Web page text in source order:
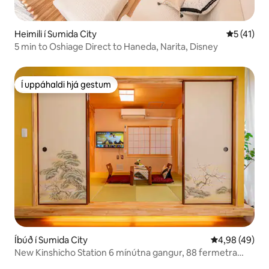
Heimili í Sumida City 5 af 5 í
5 (41)
5 min to Oshiage Direct to Haneda, Narita, Disney
Í uppáhaldi hjá gestum
Í uppáhaldi hjá gestum
Íbúð í Sumida City 4,98 af 5 í
4,98 (49)
New Kinshicho Station 6 mínútna gangur, 88 fermetra